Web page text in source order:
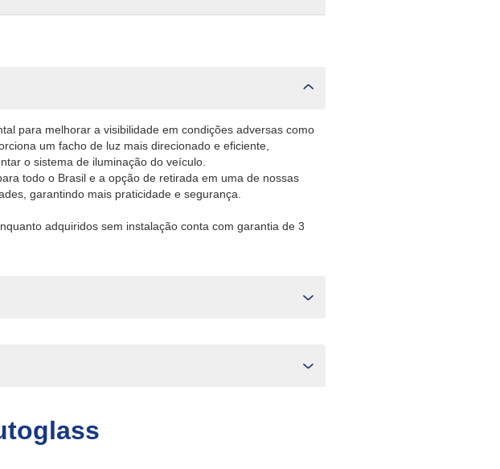
para melhorar a visibilidade em condições adversas como
um facho de luz mais direcionado e eficiente,
o sistema de iluminação do veículo.
todo o Brasil e a opção de retirada em uma de nossas
garantindo mais praticidade e segurança.
adquiridos sem instalação conta com garantia de 3